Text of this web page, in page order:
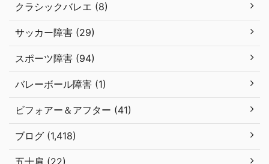
クラシックバレエ (8)
サッカー障害 (29)
スポーツ障害 (94)
バレーボール障害 (1)
ビフォアー＆アフター (41)
ブログ (1,418)
五十肩 (22)